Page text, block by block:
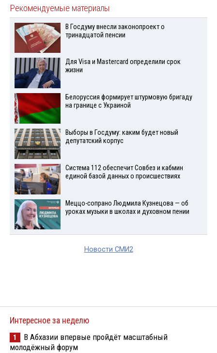
Рекомендуемые материалы
В Госдуму внесли законопроект о
тринадцатой пенсии
Для Visа и Mastercard определили срок
жизни
Белоруссия формирует штурмовую бригаду
на границе с Украиной
Выборы в Госдуму: каким будет новый
депутатский корпус
Система 112 обеспечит Совбез и кабмин
единой базой данных о происшествиях
Меццо-сопрано Людмила Кузнецова — об
уроках музыки в школах и духовном пении
Новости СМИ2
Интересное за неделю
1
В Абхазии впервые пройдёт масштабный
молодёжный форум